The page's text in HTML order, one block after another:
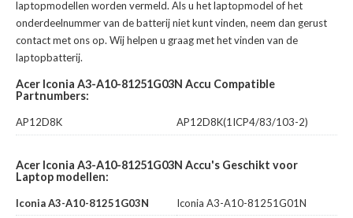
laptopmodellen worden vermeld. Als u het laptopmodel of het
onderdeelnummer van de batterij niet kunt vinden, neem dan gerust
contact met ons op. Wij helpen u graag met het vinden van de
laptopbatterij.
Acer Iconia A3-A10-81251G03N Accu Compatible
Partnumbers:
AP12D8K AP12D8K(1ICP4/83/103-2)
Acer Iconia A3-A10-81251G03N Accu's Geschikt voor
Laptop modellen:
Iconia A3-A10-81251G03N
Iconia A3-A10-81251G01N